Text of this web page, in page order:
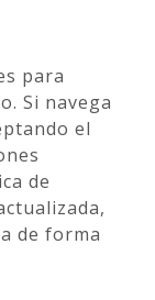
para
Si navega
el
de
de forma